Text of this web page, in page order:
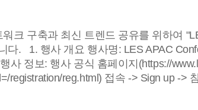
크 구축과 최신 트렌드 공유를 위하여
. 1. 행사 개요 행사명: LES APAC
사 정보: 행사 공식 홈페이지(https://
registration/reg.html) 접속 -> Sign up -